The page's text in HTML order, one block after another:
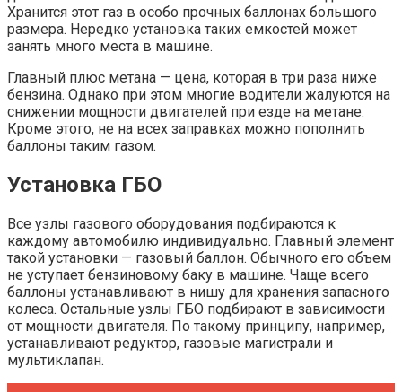
Хранится этот газ в особо прочных баллонах большого
размера. Нередко установка таких емкостей может
занять много места в машине.
Главный плюс метана — цена, которая в три раза ниже
бензина. Однако при этом многие водители жалуются на
снижении мощности двигателей при езде на метане.
Кроме этого, не на всех заправках можно пополнить
баллоны таким газом.
Установка ГБО
Все узлы газового оборудования подбираются к
каждому автомобилю индивидуально. Главный элемент
такой установки — газовый баллон. Обычного его объем
не уступает бензиновому баку в машине. Чаще всего
баллоны устанавливают в нишу для хранения запасного
колеса. Остальные узлы ГБО подбирают в зависимости
от мощности двигателя. По такому принципу, например,
устанавливают редуктор, газовые магистрали и
мультиклапан.